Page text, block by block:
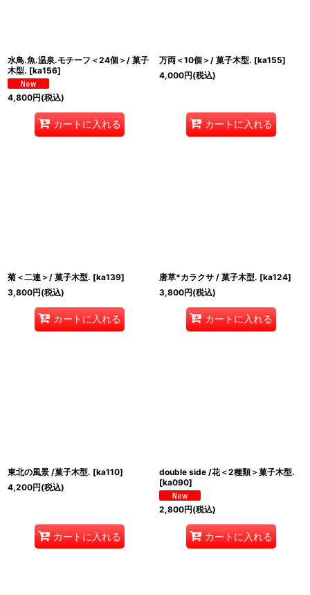
水鳥.魚.温泉.モチーフ＜24個＞/ 菓子
木型. [ka156]
4,800円(税込)
カートに入れる
万両＜10個＞/ 菓子木型. [ka155]
4,000円(税込)
カートに入れる
菊＜二連＞/ 菓子木型. [ka139]
3,800円(税込)
カートに入れる
唐草*カラクサ / 菓子木型. [ka124]
3,800円(税込)
カートに入れる
東北の風景 /菓子木型. [ka110]
4,200円(税込)
カートに入れる
double side /花＜2種類＞菓子木型.
[ka090]
2,800円(税込)
カートに入れる